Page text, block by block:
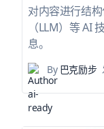
对内容进行结
（LLM）等 AI
息。
By巴克励步